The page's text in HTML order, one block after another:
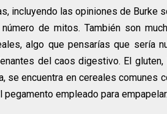
incluyendo las opiniones de Burke
de mitos. También son
algo que pensarías que sería
del caos digestivo. El gluten,
se encuentra en cereales comunes
empleado para